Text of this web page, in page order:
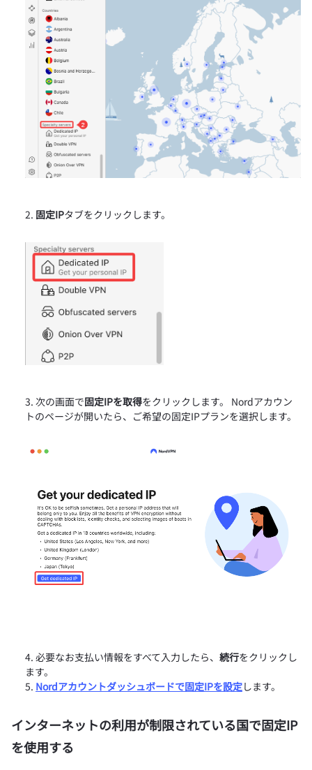
固定IPタブをクリックします。
次の画面で固定IPを取得をクリックします。 Nordアカウン
トのページが開いたら、ご希望の固定IPプランを選択します。
必要なお支払い情報をすべて入力したら、 続行をクリックし
ます。
Nordアカウントダッシュボードで固定IPを設定します。
インターネットの利用が制限されている国で固定IP
を使用する